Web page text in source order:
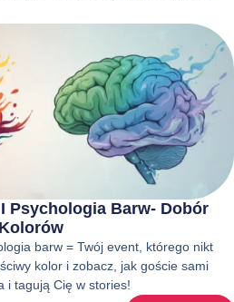
Psychologia Barw- Dobór
Kolorów
barw = Twój event, którego nikt
kolor i zobacz, jak goście sami
i tagują Cię w stories!